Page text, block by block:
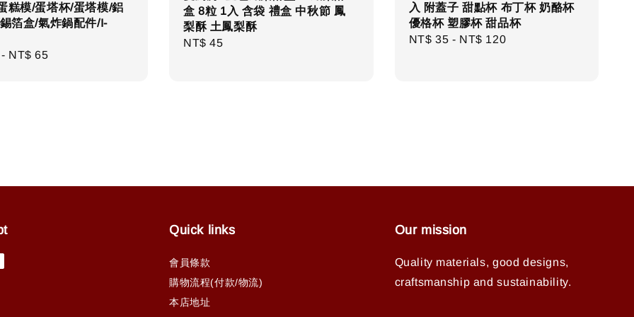
糕模/蛋塔杯/蛋塔模/鋁
箔盒/氣炸鍋配件/I-
NT$ 65
盒 8粒 1入 含袋 禮盒 中秋節 鳳
梨酥 土鳳梨酥
Regular
NT$ 45
入 附蓋子 甜點杯 布丁杯 奶酪杯
優格杯 塑膠杯 甜品杯
Regular
NT$ 35 - NT$ 120
Quick links
會員條款
購物流程(付款/物流)
本店地址
Our mission
Quality materials, good designs,
craftsmanship and sustainability.